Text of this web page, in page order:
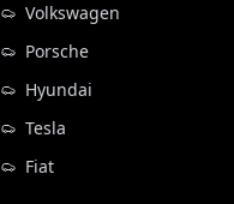
Volkswagen
Porsche
Hyundai
Tesla
Fiat